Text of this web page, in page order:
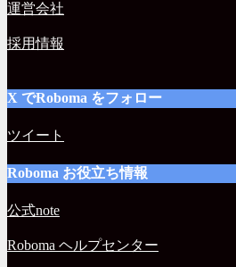
運営会社
採用情報
X でRoboma をフォロー
ツイート
Roboma お役立ち情報
公式note
Roboma ヘルプセンター